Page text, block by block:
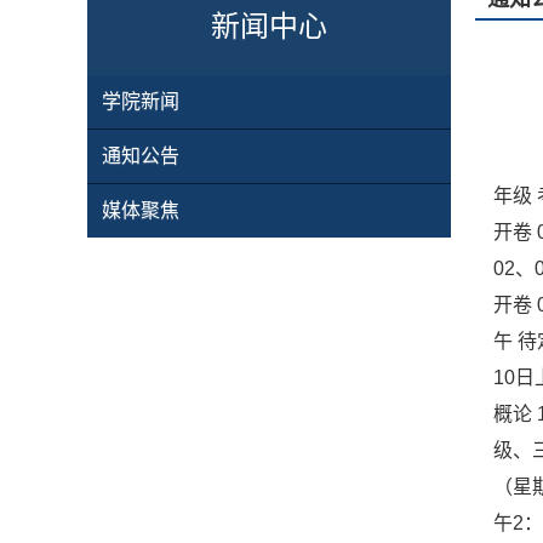
新闻中心
学院新闻
通知公告
媒体聚焦
年级
开卷
02、
开卷
午 待
10日
概论
级、
（
午2